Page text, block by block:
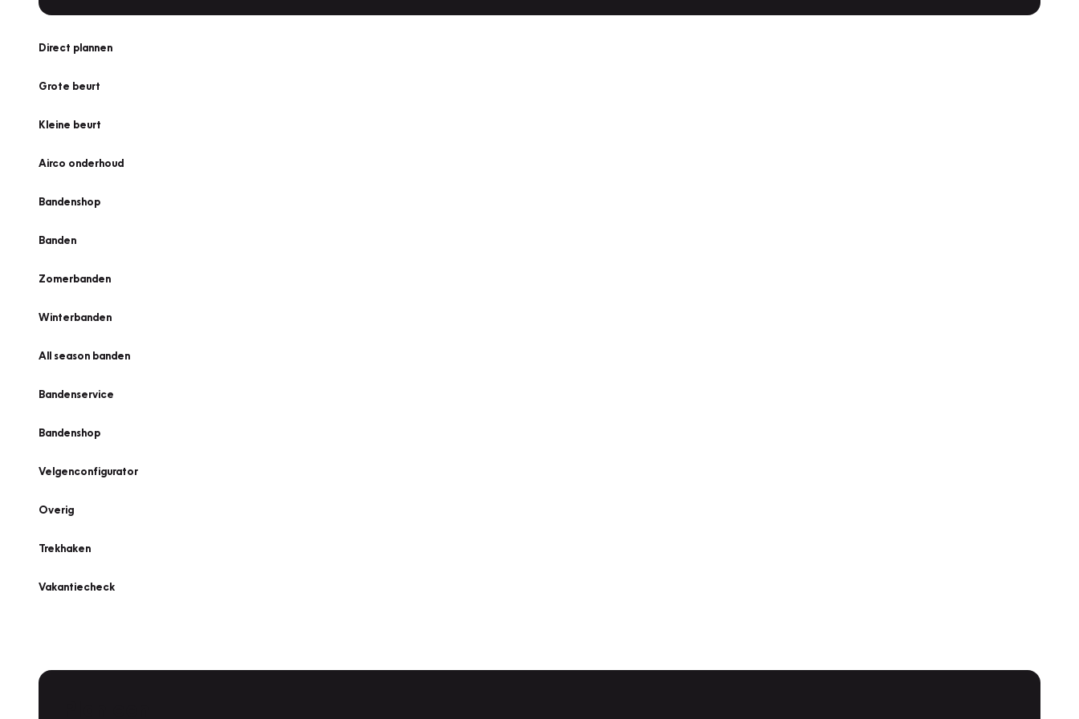
Direct plannen
Grote beurt
Kleine beurt
Airco onderhoud
Bandenshop
Banden
Zomerbanden
Winterbanden
All season banden
Bandenservice
Bandenshop
Velgenconfigurator
Overig
Trekhaken
Vakantiecheck